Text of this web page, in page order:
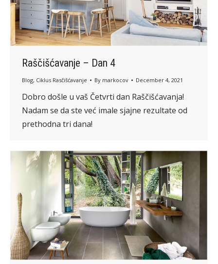
Raščišćavanje – Dan 4
Blog, Ciklus Rasčišćavanje By markocov December 4, 2021
Dobro došle u vaš Četvrti dan Raščišćavanja!
Nadam se da ste već imale sjajne rezultate od
prethodna tri dana!